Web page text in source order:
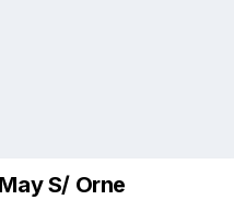
S/ Orne